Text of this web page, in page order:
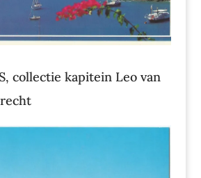
collectie kapitein Leo van